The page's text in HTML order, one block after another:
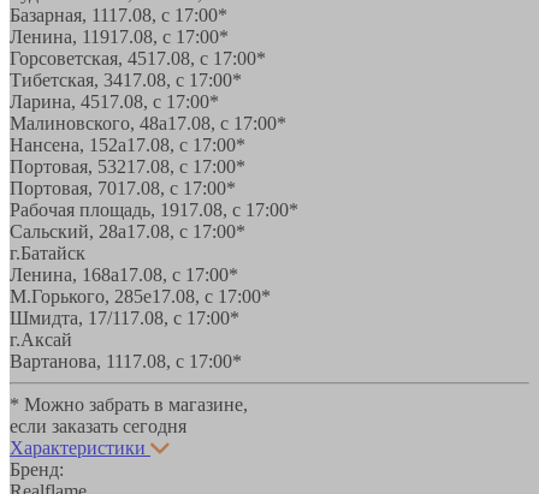
Базарная, 1117.08, с 17:00*
Ленина, 11917.08, с 17:00*
Горсоветская, 4517.08, с 17:00*
Тибетская, 3417.08, с 17:00*
Ларина, 4517.08, с 17:00*
Малиновского, 48а17.08, с 17:00*
Нансена, 152а17.08, с 17:00*
Портовая, 53217.08, с 17:00*
Портовая, 7017.08, с 17:00*
Рабочая площадь, 1917.08, с 17:00*
Сальский, 28a17.08, с 17:00*
г.Батайск
Ленина, 168а17.08, с 17:00*
М.Горького, 285е17.08, с 17:00*
Шмидта, 17/117.08, с 17:00*
г.Аксай
Вартанова, 1117.08, с 17:00*
* Можно забрать в магазине,
если заказать сегодня
Характеристики
Бренд: